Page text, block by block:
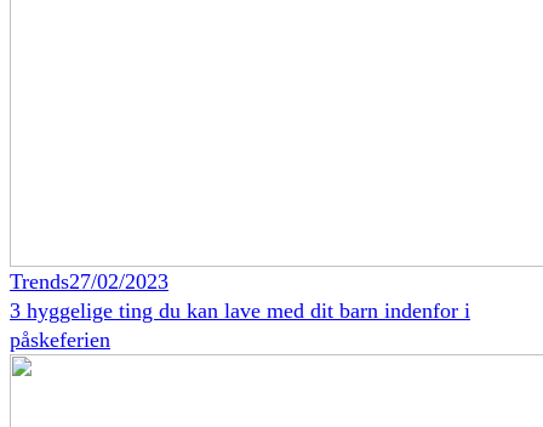
Trends27/02/2023
3 hyggelige ting du kan lave med dit barn indenfor i
påskeferien